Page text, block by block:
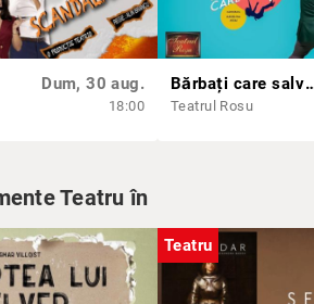
Dum, 30 aug.
18:00
Bărbați care
Teatrul Rosu
Teatru în
Teatru